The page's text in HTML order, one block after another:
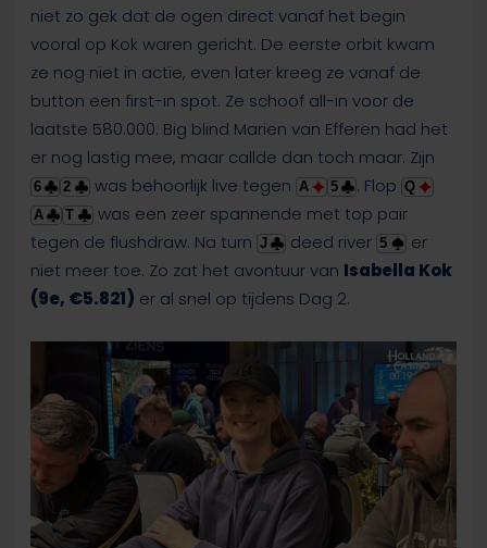
niet zo gek dat de ogen direct vanaf het begin
vooral op Kok waren gericht. De eerste orbit kwam
ze nog niet in actie, even later kreeg ze vanaf de
button een first-in spot. Ze schoof all-in voor de
laatste 580.000. Big blind Marien van Efferen had het
er nog lastig mee, maar callde dan toch maar. Zijn
6 2 was behoorlijk live tegen A 5 . Flop Q
A
T
was een zeer spannende met top pair
tegen de flushdraw. Na turn J deed river 5
er
niet meer toe. Zo zat het avontuur van Isabella Kok
(9e, €5.821) er al snel op tijdens Dag 2.